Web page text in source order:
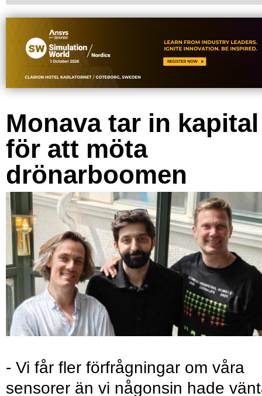
Monava tar in kapital
för att möta
drönarboomen
- Vi får fler förfrågningar om våra
sensorer än vi någonsin hade